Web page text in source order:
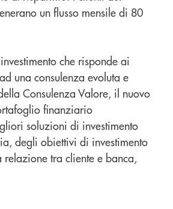
un flusso mensile di 80
che risponde ai
una consulenza evoluta e
Consulenza Valore, il nuovo
finanziario
soluzioni di investimento
degli obiettivi di investimento
tra cliente e banca,